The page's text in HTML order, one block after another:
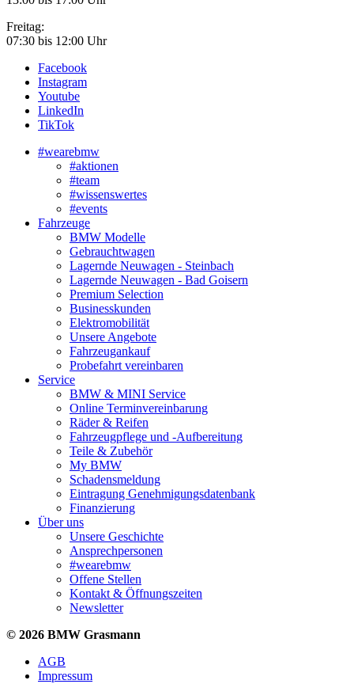
Freitag:
07:30 bis 12:00 Uhr
Facebook
Instagram
Youtube
LinkedIn
TikTok
#wearebmw
#aktionen
#team
#wissenswertes
#events
Fahrzeuge
BMW Modelle
Gebrauchtwagen
Lagernde Neuwagen - Steinbach
Lagernde Neuwagen - Bad Goisern
Premium Selection
Businesskunden
Elektromobilität
Unsere Angebote
Fahrzeugankauf
Probefahrt vereinbaren
Service
BMW & MINI Service
Online Terminvereinbarung
Räder & Reifen
Fahrzeugpflege und -Aufbereitung
Teile & Zubehör
My BMW
Schadensmeldung
Eintragung Genehmigungsdatenbank
Finanzierung
Über uns
Unsere Geschichte
Ansprechpersonen
#wearebmw
Offene Stellen
Kontakt & Öffnungszeiten
Newsletter
© 2026 BMW Grasmann
AGB
Impressum